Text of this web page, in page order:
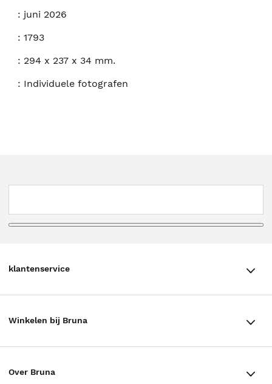
: juni 2026
: 1793
: 294 x 237 x 34 mm.
: Individuele fotografen
klantenservice
Winkelen bij Bruna
Over Bruna